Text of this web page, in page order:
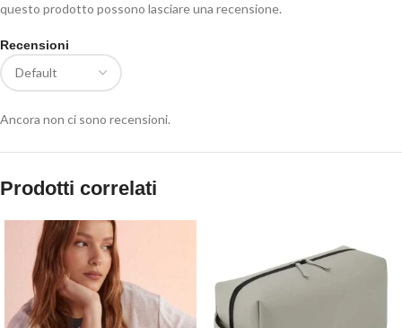
Recensioni
Ancora non ci sono recensioni.
questo prodotto possono lasciare una recensione.
Prodotti correlati